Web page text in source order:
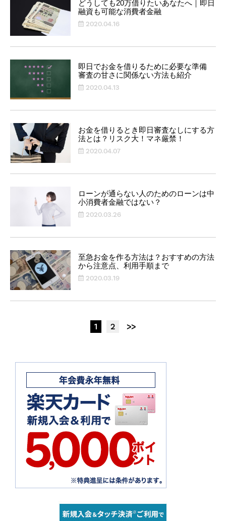
どうしても20万借りたいあなたへ｜即日
融資も可能な消費者金融
2020.04.16
即日でお金を借りるために必要な準備
審査の甘さに関係ない方法も紹介
2020.04.13
お金を借りるとき即日審査なしにする方
法とは？リスク大！マネ厳禁！
2020.04.07
ローンが通らない人のためのローンは中
小消費者金融ではない？
2020.03.26
至急お金を作る方法は？おすすめの方法
から注意点、利用手順まで
2020.03.19
1 2 >>